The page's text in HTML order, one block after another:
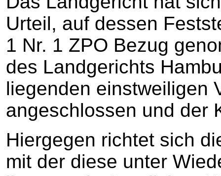
Urteil, auf dessen
1 Nr. 1 ZPO Bezug
des Landgerichts
liegenden einstweiligen
angeschlossen und der
Hiergegen richtet sich
mit der diese unter